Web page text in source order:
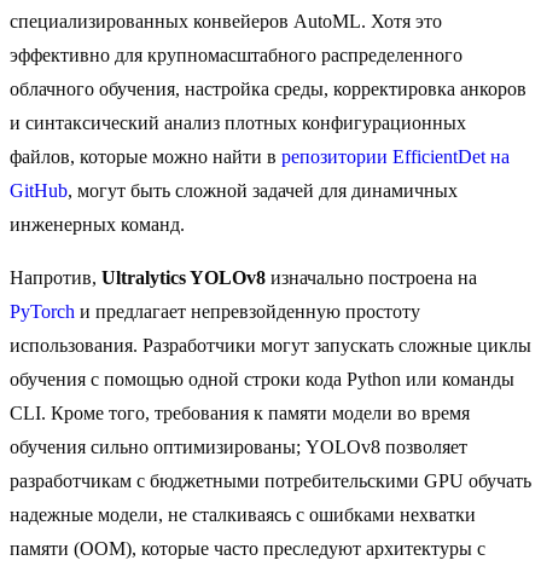
специализированных конвейеров AutoML. Хотя это
эффективно для крупномасштабного распределенного
облачного обучения, настройка среды, корректировка анкоров
и синтаксический анализ плотных конфигурационных
файлов, которые можно найти в репозитории EfficientDet на
GitHub, могут быть сложной задачей для динамичных
инженерных команд.
Напротив, Ultralytics YOLOv8 изначально построена на
PyTorch и предлагает непревзойденную простоту
использования. Разработчики могут запускать сложные циклы
обучения с помощью одной строки кода Python или команды
CLI. Кроме того, требования к памяти модели во время
обучения сильно оптимизированы; YOLOv8 позволяет
разработчикам с бюджетными потребительскими GPU обучать
надежные модели, не сталкиваясь с ошибками нехватки
памяти (OOM), которые часто преследуют архитектуры с